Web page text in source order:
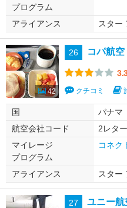
プログラム
アライアンス スター
42
26 コパ航空
クチコミ
国
パナマ
航空会社コード
2レタ
マイレージ
プログラム
コネク
アライアンス スター
27 ユニー航